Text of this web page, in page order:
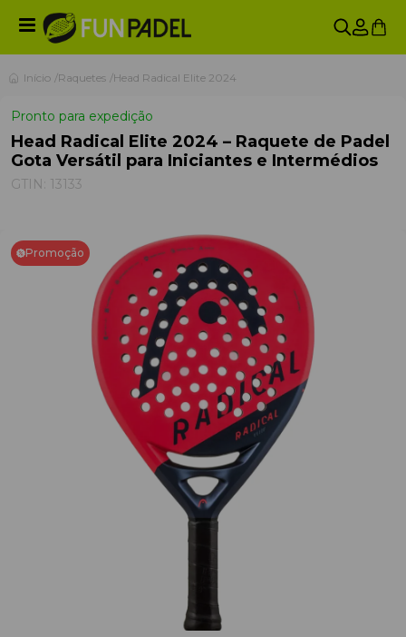
Início Raquetes Head Radical Elite 2024
Pronto para expedição
Head Radical Elite 2024 – Raquete de Padel
Gota Versátil para Iniciantes e Intermédios
GTIN: 13133
Promoção